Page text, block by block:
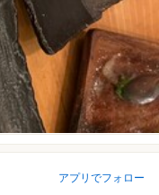
アプリでフォロー